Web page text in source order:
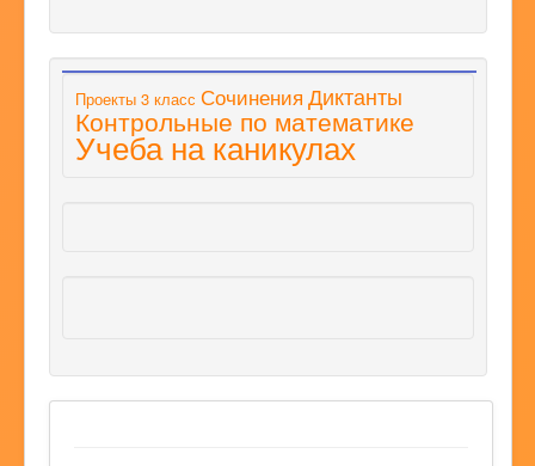
Проекты 3 класс Сочинения Диктанты
Контрольные по математике
Учеба на каникулах